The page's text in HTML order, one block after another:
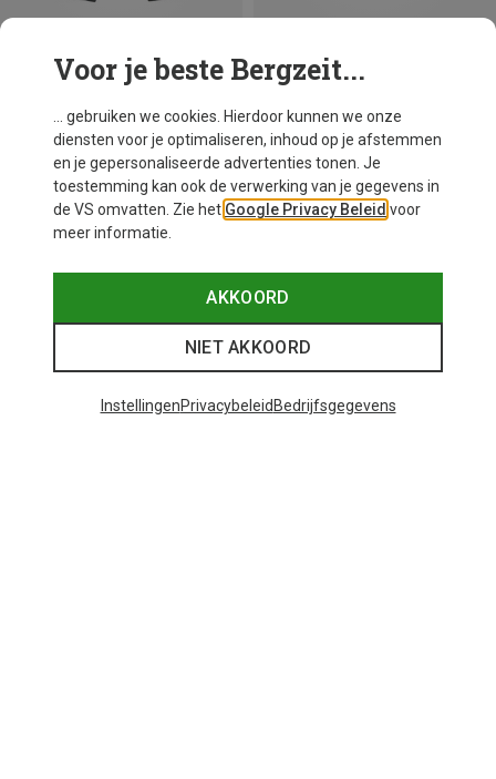
Je bespaart 24% Je bespaart 34%
Voor je beste Bergzeit...
... gebruiken we cookies. Hierdoor kunnen we onze
diensten voor je optimaliseren, inhoud op je afstemmen
en je gepersonaliseerde advertenties tonen. Je
toestemming kan ook de verwerking van je gegevens in
de VS omvatten. Zie het Google Privacy Beleid voor
meer informatie.
AKKOORD
NIET AKKOORD
InstellingenPrivacybeleid Bedrijfsgegevens